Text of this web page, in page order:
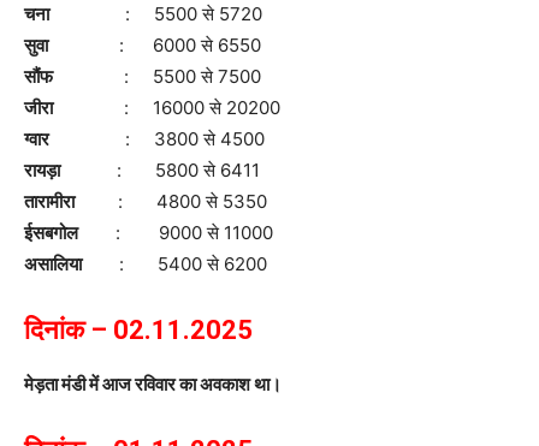
चना : 5500 से 5720
सुवा : 6000 से 6550
सौंफ
: 5500 से 7500
जीरा : 16000 से 20200
ग्वार
: 3800 से 4500
रायड़ा : 5800 से 6411
तारामीरा: 4800 से 5350
ईसबगोल
: 9000 से 11000
असालिया : 5400 से 6200
दिनांक – 02.11.2025
मेड़ता मंडी में आज रविवार का अवकाश था।